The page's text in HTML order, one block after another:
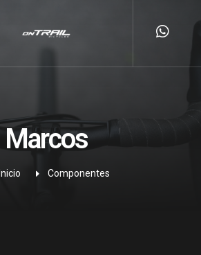
Marcos
Inicio Componentes